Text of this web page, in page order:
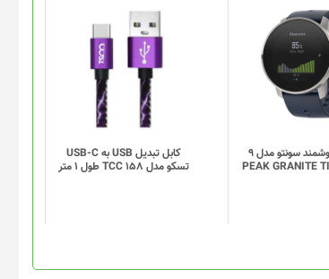
ساعت هوشمند سونتو مدل 9
PEAK GRANITE
این
محصول
دارای
انواع
مختلفی
می
گزینه
ها
محصول
کابل تبدیل USB به USB-C
تسکو مدل TCC 158 طول 1 متر